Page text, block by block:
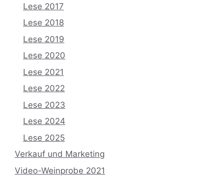
Lese 2017
Lese 2018
Lese 2019
Lese 2020
Lese 2021
Lese 2022
Lese 2023
Lese 2024
Lese 2025
Verkauf und Marketing
Video-Weinprobe 2021